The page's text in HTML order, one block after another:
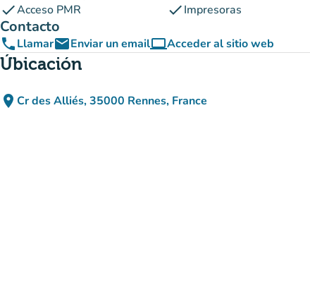
checkAcceso PMR checkImpresoras
Contacto
phoneLlamaremailEnviar un emailcomputerAcceder al sitio web
(nueva pestaña)
Úbicación
place Cr des Alliés, 35000 Rennes, France
(abrir en Google Maps)
(nueva pestaña)